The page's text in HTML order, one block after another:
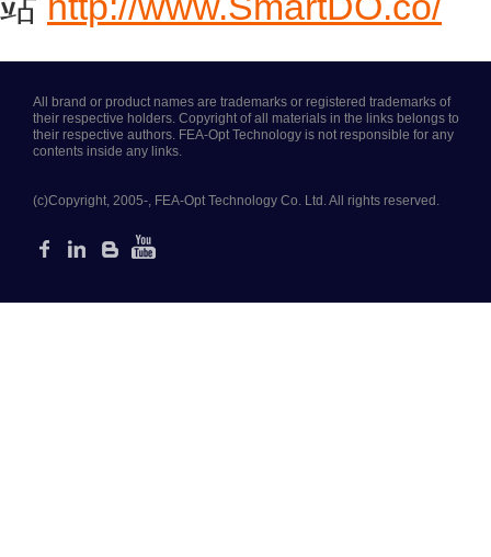
All brand or product names are trademarks or registered trademarks of
their respective holders. Copyright of all materials in the links belongs to
their respective authors. FEA-Opt Technology is not responsible for any
contents inside any links.
(c)Copyright, 2005-, FEA-Opt Technology Co. Ltd. All rights reserved.